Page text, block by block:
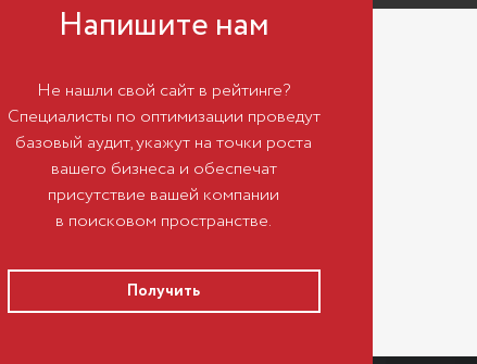
Напишите нам
Не нашли свой сайт в рейтинге?
Специалисты по оптимизации проведут
базовый аудит, укажут на точки роста
вашего бизнеса и обеспечат
присутствие вашей компании
в поисковом пространстве.
Получить